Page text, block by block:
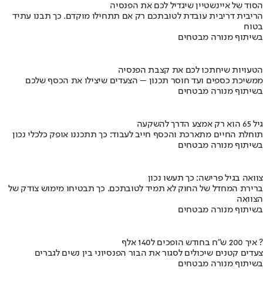
הסוד של איינשטיין שיגדיל לכם את הפנסיה
הריבית דריבית עובדת לטובתכם רק אם תתחילו מוקדם. כך תבנו עתיד
בטוח
בשיתוף מנורה מבטחים
הטעויות שיחתכו לכם את קצבת הפנסיה
ממשיכת כספים ועד חוסר תכנון – הצעדים שיצילו את הכסף שלכם
בשיתוף מנורה מבטחים
גיל 65 הוא רק אמצע הדרך להשקעה
תוחלת החיים מתארכת והכסף חייב לעבוד: כך תתכננו אופק כלכלי נכון
בשיתוף מנורה מבטחים
צוואה בגיל פרישה: כך תעשו נכון
ברירת המחדל של החוק לא תמיד לטובתכם. כך תבטיחו מימוש צודק של
הצוואה
בשיתוף מנורה מבטחים
איך 200 ש"ח בחודש הופכים ל140 אלף ?
צעדים קטנים שיכולים לסגור את הבור הפנסיוני בין נשים לגברים
בשיתוף מנורה מבטחים